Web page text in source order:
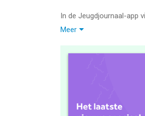
In de Jeugdjournaal-app
en stellingen, en reageer
NOS Jeugdjournaal van
versie 16.0 of hoger,
Informatie voor NOS
Meer